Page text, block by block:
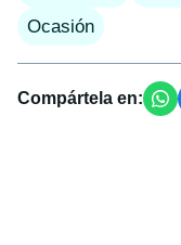
Ocasión
Compártela en: